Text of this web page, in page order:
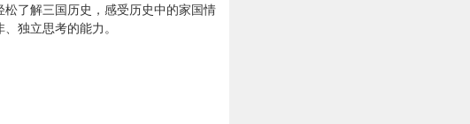
松了解三国历史，感受历史中的家国情
独立思考的能力。